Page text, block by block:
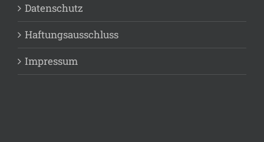
Datenschutz
Haftungsausschluss
Impressum